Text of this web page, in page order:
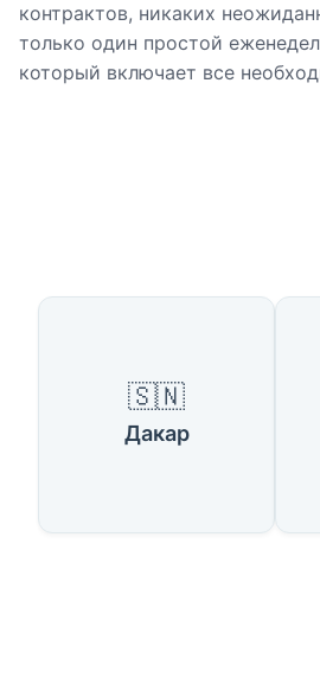
контрактов, никаких
только один простой
который включает все
Доступные
🇸🇳
Дакар